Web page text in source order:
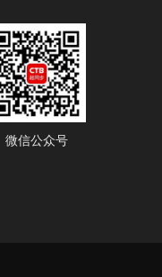
微信公众号